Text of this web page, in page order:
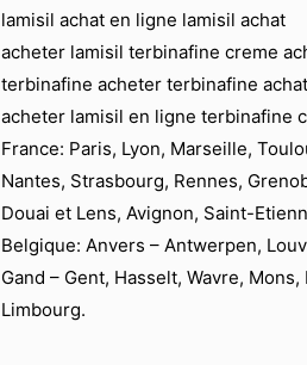
lamisil achat en ligne lamisil achat
acheter lamisil terbinafine creme
terbinafine acheter terbinafine achat
acheter lamisil en ligne terbinafine
France: Paris, Lyon, Marseille,
Nantes, Strasbourg, Rennes,
Douai et Lens, Avignon, Saint-
Belgique: Anvers – Antwerpen,
Gand – Gent, Hasselt, Wavre,
Limbourg.